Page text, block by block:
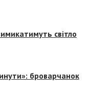
світло
броварчанок